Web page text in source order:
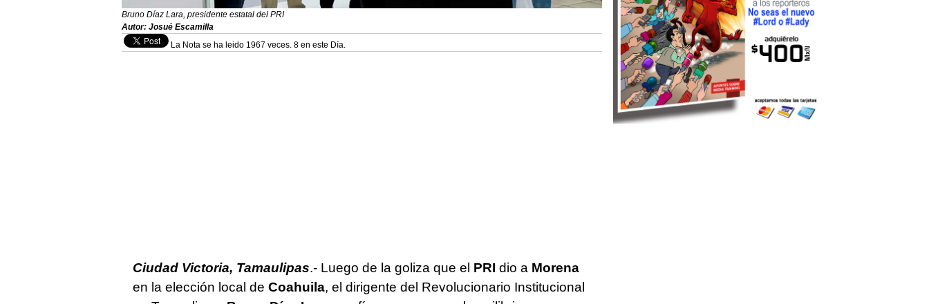
Bruno Díaz Lara, presidente estatal del PRI
Autor: Josué Escamilla
La Nota se ha leido 1967 veces. 8 en este Día.
Ciudad Victoria, Tamaulipas.- Luego de la goliza que el PRI dio a Morena
en la elección local de Coahuila, el dirigente del Revolucionario Institucional